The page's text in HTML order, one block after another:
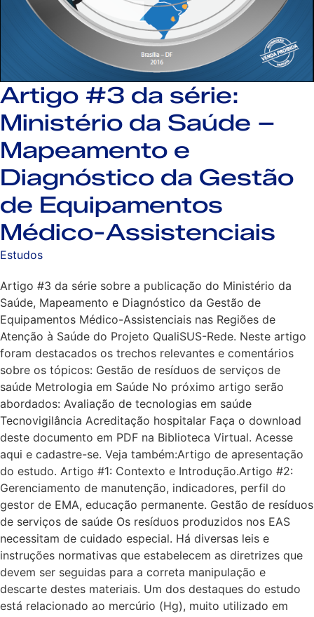
Artigo #3 da série:
Ministério da Saúde –
Mapeamento e
Diagnóstico da Gestão
de Equipamentos
Médico-Assistenciais
Estudos
Artigo #3 da série sobre a publicação do Ministério da
Saúde, Mapeamento e Diagnóstico da Gestão de
Equipamentos Médico-Assistenciais nas Regiões de
Atenção à Saúde do Projeto QualiSUS-Rede. Neste artigo
foram destacados os trechos relevantes e comentários
sobre os tópicos: Gestão de resíduos de serviços de
saúde Metrologia em Saúde No próximo artigo serão
abordados: Avaliação de tecnologias em saúde
Tecnovigilância Acreditação hospitalar Faça o download
deste documento em PDF na Biblioteca Virtual. Acesse
aqui e cadastre-se. Veja também:Artigo de apresentação
do estudo. Artigo #1: Contexto e Introdução.Artigo #2:
Gerenciamento de manutenção, indicadores, perfil do
gestor de EMA, educação permanente. Gestão de resíduos
de serviços de saúde Os resíduos produzidos nos EAS
necessitam de cuidado especial. Há diversas leis e
instruções normativas que estabelecem as diretrizes que
devem ser seguidas para a correta manipulação e
descarte destes materiais. Um dos destaques do estudo
está relacionado ao mercúrio (Hg), muito utilizado em